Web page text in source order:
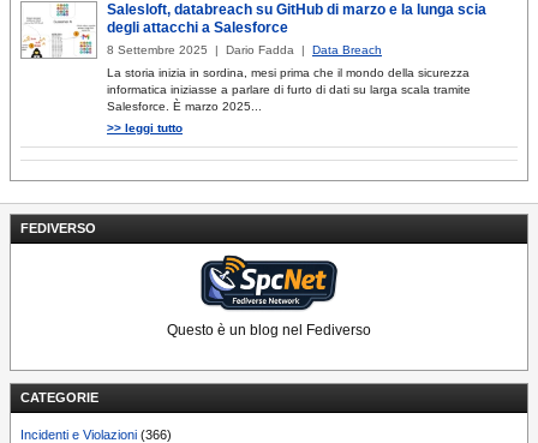
FEDIVERSO
Questo è un blog nel Fediverso
CATEGORIE
Incidenti e Violazioni (366)
Salesloft, databreach su GitHub di marzo e la lunga scia
degli attacchi a Salesforce
8 Settembre 2025 | Dario Fadda | Data Breach
La storia inizia in sordina, mesi prima che il mondo della sicurezza
informatica iniziasse a parlare di furto di dati su larga scala tramite
Salesforce. È marzo 2025...
>> leggi tutto